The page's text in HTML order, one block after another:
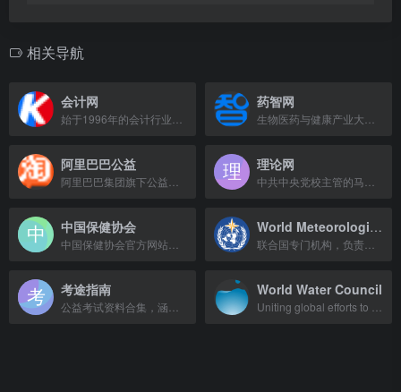
相关导航
会计网 药智网
阿里巴巴公益 理论网
中国保健协会 World Meteorological Organization
考途指南 World Water Council